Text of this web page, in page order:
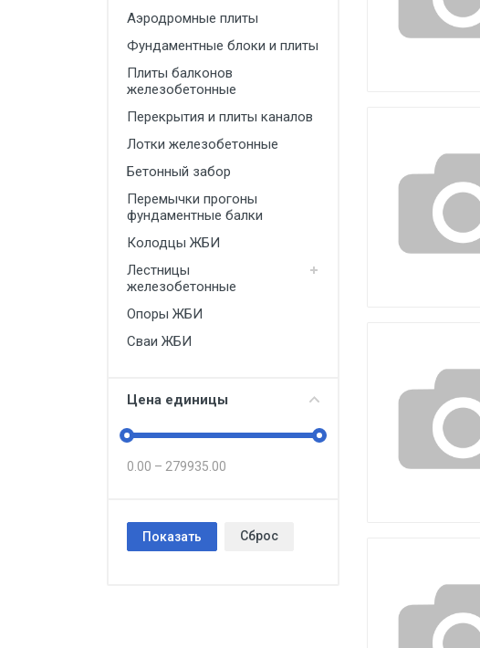
Штакетник
Черный металлопрокат
Нержавеющий металлопрокат
Трубы
Детали трубопроводов и
Оцинкованный металлопрокат
Поликарбонат
Аэродромные плиты
Фундаментные блоки и плиты
Плиты балконов
железобетонные
Перекрытия и плиты каналов
Лотки железобетонные
Бетонный забор
Перемычки прогоны
фундаментные балки
Колодцы ЖБИ
Лестницы
железобетонные
Опоры ЖБИ
Сваи ЖБИ
Цена единицы
0.00 – 279935.00
Показать Сброс